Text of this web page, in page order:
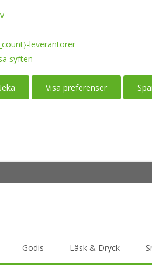
leverantörer
syften
Visa preferenser
Godis Läsk & Dryck